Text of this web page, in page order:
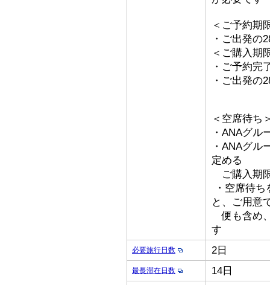
＜ご予約期
・ご出発の
＜ご購入期
・ご予約完
・ご出発の
＜空席待ち
・ANAグル
・ANAグル
定める
ご購入期
・空席待
と、ご用意
便も含め
す
必要旅行日数 2日
最長滞在日数 14日